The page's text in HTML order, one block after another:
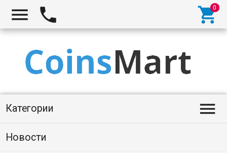
  
Категории 
Новости